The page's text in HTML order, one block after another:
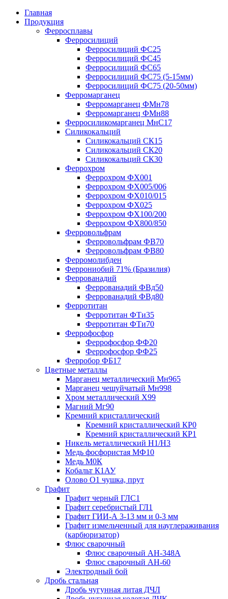
Главная
Продукция
Ферросплавы
Ферросилиций
Ферросилиций ФС25
Ферросилиций ФС45
Ферросилиций ФС65
Ферросилиций ФС75 (5-15мм)
Ферросилиций ФС75 (20-50мм)
Ферромарганец
Ферромарганец ФМн78
Ферромарганец ФМн88
Ферросиликомарганец МнС17
Силикокальций
Силикокальций СК15
Силикокальций СК20
Силикокальций СК30
Феррохром
Феррохром ФХ001
Феррохром ФХ005/006
Феррохром ФХ010/015
Феррохром ФХ025
Феррохром ФХ100/200
Феррохром ФХ800/850
Ферровольфрам
Ферровольфрам ФВ70
Ферровольфрам ФВ80
Ферромолибден
Феррониобий 71% (Бразилия)
Феррованадий
Феррованадий ФВд50
Феррованадий ФВд80
Ферротитан
Ферротитан ФТи35
Ферротитан ФТи70
Феррофосфор
Феррофосфор ФФ20
Феррофосфор ФФ25
Ферробор ФБ17
Цветные металлы
Марганец металлический Мн965
Марганец чешуйчатый Мн998
Хром металлический Х99
Магний Мг90
Кремний кристаллический
Кремний кристаллический КР0
Кремний кристаллический КР1
Никель металлический Н1/Н3
Медь фосфористая МФ10
Медь М0К
Кобальт К1АУ
Олово О1 чушка, прут
Графит
Графит черный ГЛС1
Графит серебристый ГЛ1
Графит ГИИ-А 3-13 мм и 0-3 мм
Графит измельченный для науглераживания
(карбюризатор)
Флюс сварочный
Флюс сварочный АН-348А
Флюс сварочный АН-60
Электродный бой
Дробь стальная
Дробь чугунная литая ДЧЛ